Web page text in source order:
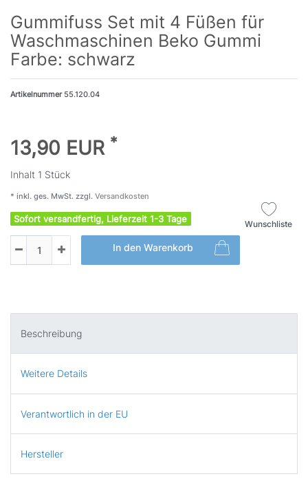
Gummifuss Set mit 4 Füßen für
Waschmaschinen Beko Gummi
Farbe: schwarz
Artikelnummer 55.120.04
13,90 EUR *
Inhalt 1 Stück
* inkl. ges. MwSt. zzgl. Versandkosten
Sofort versandfertig, Lieferzeit 1-3 Tage
In den Warenkorb
Wunschliste
Beschreibung
Weitere Details
Verantwortlich in der EU
Hersteller